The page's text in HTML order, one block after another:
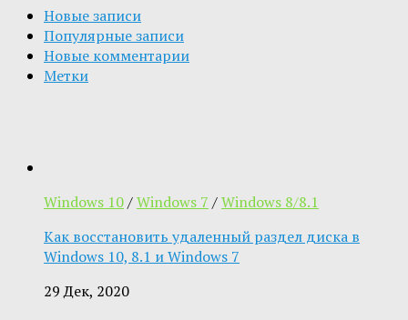
Новые записи
Популярные записи
Новые комментарии
Метки
Windows 10/Windows 7 /Windows 8/8.1
Как восстановить удаленный раздел диска в
Windows 10, 8.1 и Windows 7
29 Дек, 2020